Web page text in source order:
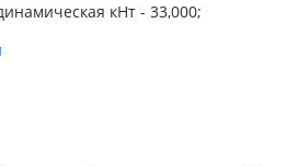
кНт - 33,000;